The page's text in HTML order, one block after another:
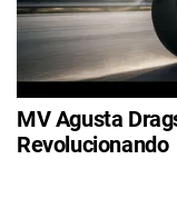
MV Agusta
Revolucionando